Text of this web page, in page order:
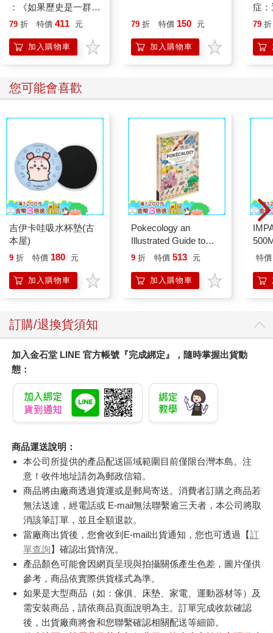
：《如果歷史是一群
喵》作者最新力作，附
79 折 特價 411 元
加入購物車
79 折 特價 150 元
加入購物車
症
開
的
79 折
您可能會喜歡
吉伊卡哇吸水杯墊(古
本屋)
9 折 特價 180 元
加入購物車
Pokecology an
Illustrated Guide to
Pokemon Ecology
Press)
9 折 特價 513 元
加入購物車
特價
訂購/退換貨須知
加入金石堂 LINE 官方帳號『完成綁定』，隨時掌握出貨動
態：
商品運送說明：
本公司所提供的產品配送區域範圍目前僅限台灣本島。注
意！收件地址請勿為郵政信箱。
商品將由廠商透過貨運或是郵局寄送。消費者訂購之商品若
無法送達，經電話或 E-mail無法聯繫逾三天者，本公司將取
消該筆訂單，並且全額退款。
當廠商出貨後，您會收到E-mail出貨通知，您也可透過【訂
單查詢】確認出貨情況。
產品顏色可能會因網頁呈現與拍攝關係產生色差，圖片僅供
參考，商品依實際供貨樣式為準。
如果是大型商品（如：傢俱、床墊、家電、運動器材等）及
需安裝商品，請依商品頁面說明為主。訂單完成收款確認
後，出貨廠商將會和您聯繫確認相關配送等細節。